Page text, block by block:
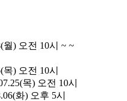
월) 오전 10시 ~ ~
목) 오전 10시
목) 오전 10시
화) 오후 5시